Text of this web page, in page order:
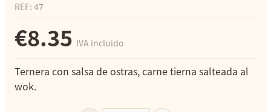
REF: 47
€8.35 IVA incluido
Ternera con salsa de ostras, carne tierna salteada al
wok.